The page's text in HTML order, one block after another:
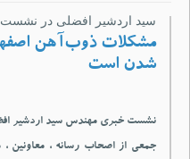
سید اردشیر افضلی در نشست
مشکلات ذوب‌آهن
شدن است
نشست خبری مهندس سید اردشیر
جمعی از اصحاب رسانه ، معاونین ،